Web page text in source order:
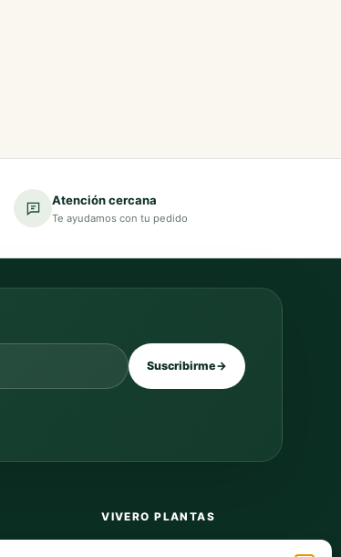
Atención cercana
Te ayudamos con tu pedido
Suscribirme→
VIVERO PLANTAS